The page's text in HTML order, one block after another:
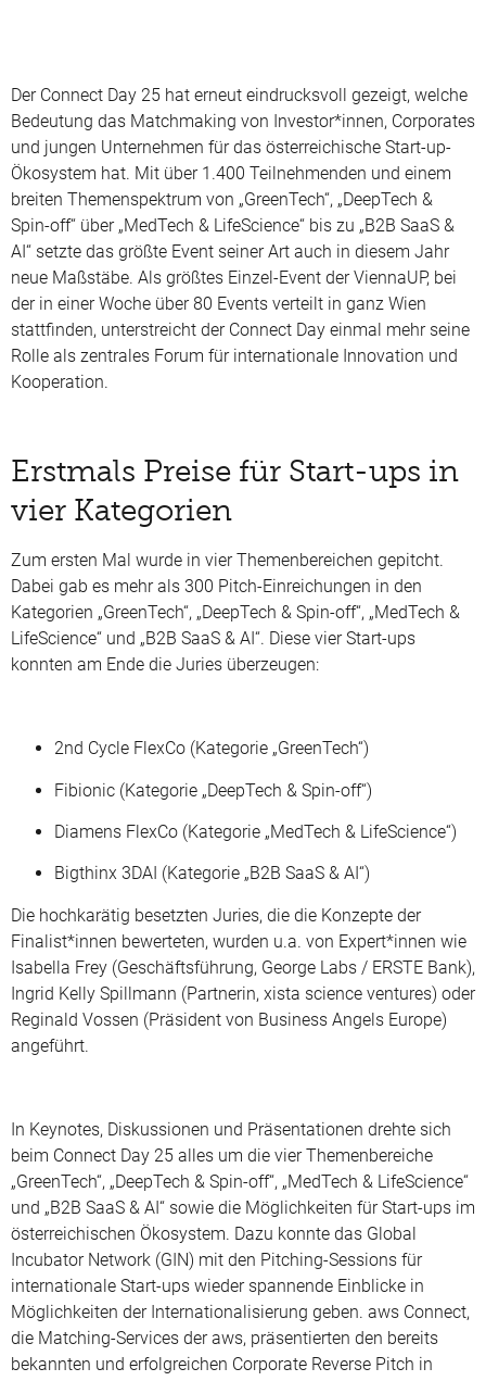
Der Connect Day 25 hat erneut eindrucksvoll gezeigt, welche
Bedeutung das Matchmaking von Investor*innen, Corporates
und jungen Unternehmen für das österreichische Start-up-
Ökosystem hat. Mit über 1.400 Teilnehmenden und einem
breiten Themenspektrum von „GreenTech“, „DeepTech &
Spin-off“ über „MedTech & LifeScience“ bis zu „B2B SaaS &
AI“ setzte das größte Event seiner Art auch in diesem Jahr
neue Maßstäbe. Als größtes Einzel-Event der ViennaUP, bei
der in einer Woche über 80 Events verteilt in ganz Wien
stattfinden, unterstreicht der Connect Day einmal mehr seine
Rolle als zentrales Forum für internationale Innovation und
Kooperation.
Erstmals Preise für Start-ups in
vier Kategorien
Zum ersten Mal wurde in vier Themenbereichen gepitcht.
Dabei gab es mehr als 300 Pitch-Einreichungen in den
Kategorien „GreenTech“, „DeepTech & Spin-off“, „MedTech &
LifeScience“ und „B2B SaaS & AI“. Diese vier Start-ups
konnten am Ende die Juries überzeugen:
2nd Cycle FlexCo (Kategorie „GreenTech“)
Fibionic (Kategorie „DeepTech & Spin-off“)
Diamens FlexCo (Kategorie „MedTech & LifeScience“)
Bigthinx 3DAI (Kategorie „B2B SaaS & AI“)
Die hochkarätig besetzten Juries, die die Konzepte der
Finalist*innen bewerteten, wurden u.a. von Expert*innen wie
Isabella Frey (Geschäftsführung, George Labs / ERSTE Bank),
Ingrid Kelly Spillmann (Partnerin, xista science ventures) oder
Reginald Vossen (Präsident von Business Angels Europe)
angeführt.
In Keynotes, Diskussionen und Präsentationen drehte sich
beim Connect Day 25 alles um die vier Themenbereiche
„GreenTech“, „DeepTech & Spin-off“, „MedTech & LifeScience“
und „B2B SaaS & AI“ sowie die Möglichkeiten für Start-ups im
österreichischen Ökosystem. Dazu konnte das Global
Incubator Network (GIN) mit den Pitching-Sessions für
internationale Start-ups wieder spannende Einblicke in
Möglichkeiten der Internationalisierung geben. aws Connect,
die Matching-Services der aws, präsentierten den bereits
bekannten und erfolgreichen Corporate Reverse Pitch in